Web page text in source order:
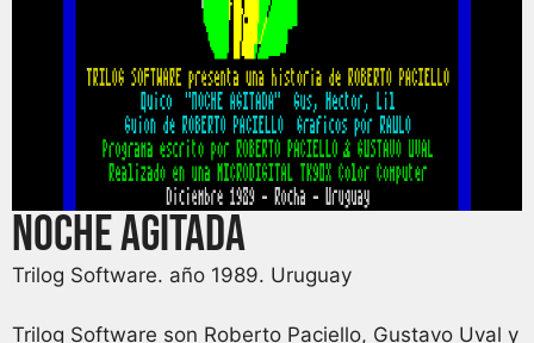
Noche Agitada
Trilog Software. año 1989. Uruguay
Trilog Software son Roberto Paciello, Gustavo Uval y